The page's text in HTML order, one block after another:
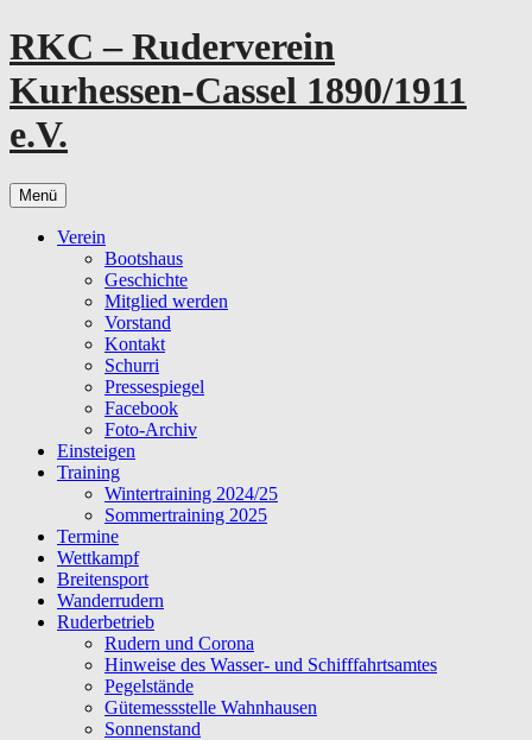
Zum
Inhalt
springen
RKC – Ruderverein
Kurhessen-Cassel 1890/1911
e.V.
Menü
Verein
Bootshaus
Geschichte
Mitglied werden
Vorstand
Kontakt
Schurri
Pressespiegel
Facebook
Foto-Archiv
Einsteigen
Training
Wintertraining 2024/25
Sommertraining 2025
Termine
Wettkampf
Breitensport
Wanderrudern
Ruderbetrieb
Rudern und Corona
Hinweise des Wasser- und Schifffahrtsamtes
Pegelstände
Gütemessstelle Wahnhausen
Sonnenstand